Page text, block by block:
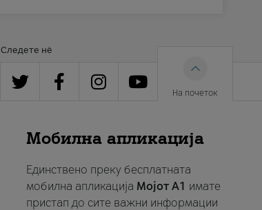
Следете нè
На почеток
Мобилна апликација
Единствено преку бесплатната
мобилна апликација Мојот A1 имате
пристап до сите важни информации